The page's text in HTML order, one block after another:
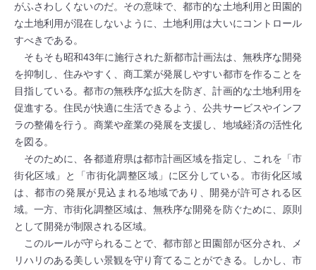
がふさわしくないのだ。その意味で、都市的な土地利用と田園的
な土地利用が混在しないように、土地利用は大いにコントロール
すべきである。
そもそも昭和43年に施行された新都市計画法は、無秩序な開発
を抑制し、住みやすく、商工業が発展しやすい都市を作ることを
目指している。都市の無秩序な拡大を防ぎ、計画的な土地利用を
促進する。住民が快適に生活できるよう、公共サービスやインフ
ラの整備を行う。商業や産業の発展を支援し、地域経済の活性化
を図る。
そのために、各都道府県は都市計画区域を指定し、これを「市
街化区域」と「市街化調整区域」に区分している。市街化区域
は、都市の発展が見込まれる地域であり、開発が許可される区
域。一方、市街化調整区域は、無秩序な開発を防ぐために、原則
として開発が制限される区域。
このルールが守られることで、都市部と田園部が区分され、メ
リハリのある美しい景観を守り育てることができる。しかし、市